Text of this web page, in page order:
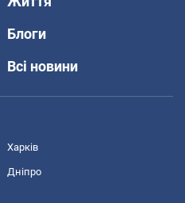
Блоги
Всі новини
Харків
Дніпро